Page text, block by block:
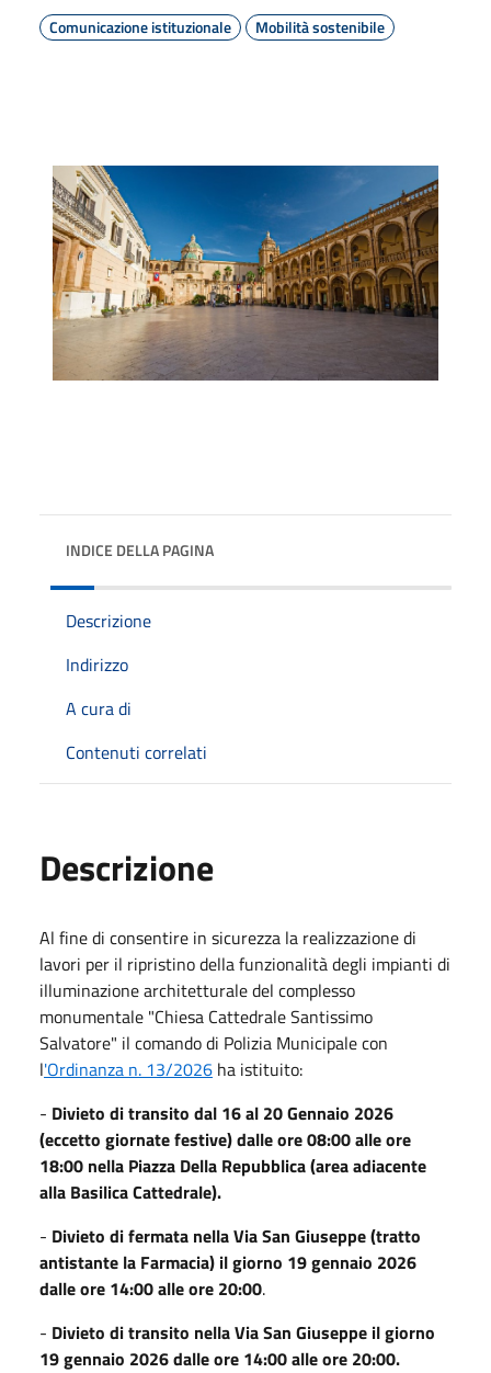
Comunicazione istituzionale
Mobilità sostenibile
INDICE DELLA PAGINA
Descrizione
Indirizzo
A cura di
Contenuti correlati
Descrizione
Al fine di consentire in sicurezza la realizzazione di
lavori per il ripristino della funzionalità degli impianti di
illuminazione architetturale del complesso
monumentale "Chiesa Cattedrale Santissimo
Salvatore" il comando di Polizia Municipale con
l'Ordinanza n. 13/2026 ha istituito:
- Divieto di transito dal 16 al 20 Gennaio 2026
(eccetto giornate festive) dalle ore 08:00 alle ore
18:00 nella Piazza Della Repubblica (area adiacente
alla Basilica Cattedrale).
- Divieto di fermata nella Via San Giuseppe (tratto
antistante la Farmacia) il giorno 19 gennaio 2026
dalle ore 14:00 alle ore 20:00.
- Divieto di transito nella Via San Giuseppe il giorno
19 gennaio 2026 dalle ore 14:00 alle ore 20:00.